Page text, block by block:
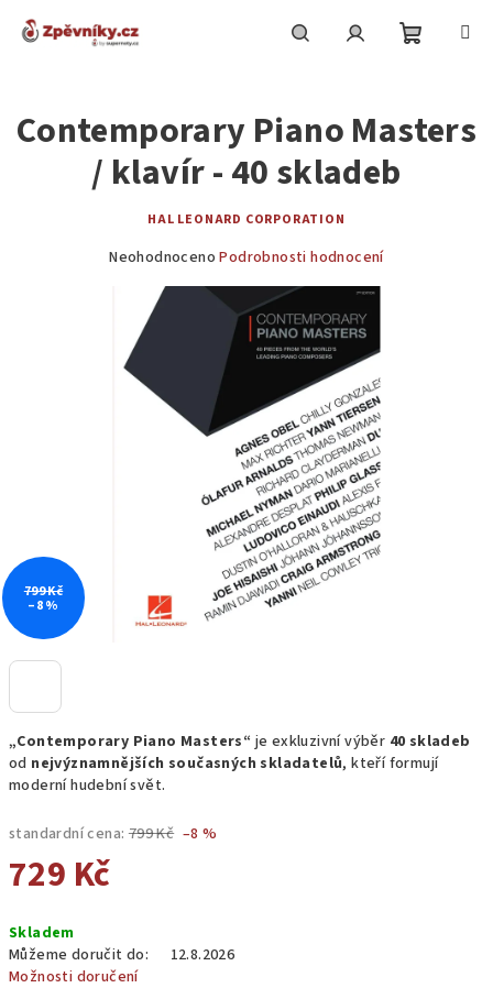
košík
„Contemporary Piano Masters“ je exkluzivní výběr 40 skladeb
od nejvýznamnějších současných skladatelů, kteří formují
moderní hudební svět.
standardní cena: 799 Kč –8 %
729 Kč
cena:
Skladem
Můžeme doručit do:
12.8.2026
Možnosti doručení
Contemporary Piano Masters
/ klavír - 40 skladeb
HAL LEONARD CORPORATION
Průměrné
produktu
hvězdiček.
Neohodnoceno Podrobnosti hodnocení
799 Kč
–8 %